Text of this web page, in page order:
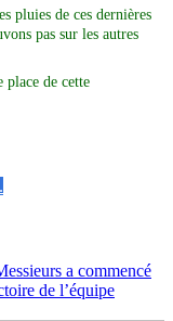
pluies de ces dernières
pas sur les autres
place de cette
a commencé
de l’équipe